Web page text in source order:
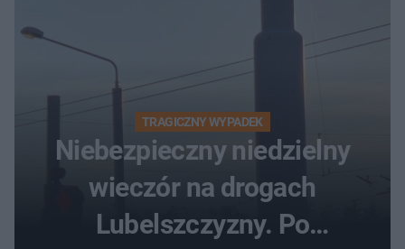
TRAGICZNY WYPADEK
Niebezpieczny niedzielny
wieczór na drogach
Lubelszczyzny. Po